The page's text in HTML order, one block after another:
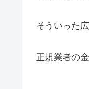
そういった
正規業者の